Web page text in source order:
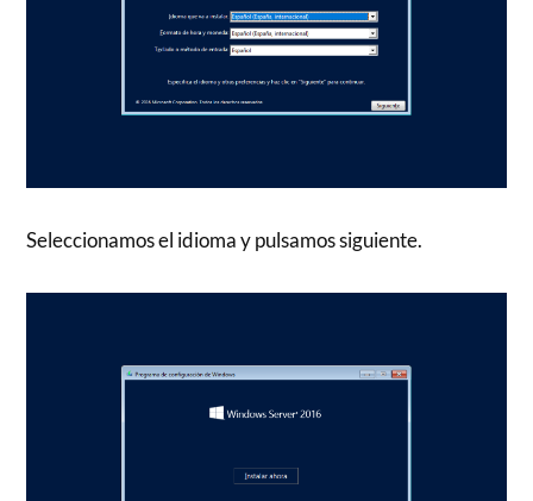
Seleccionamos el idioma y pulsamos siguiente.